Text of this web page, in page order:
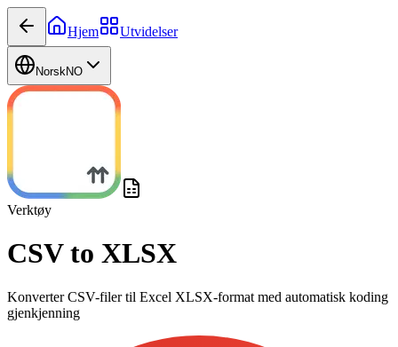
Hjem Utvidelser
NorskNO
Verktøy
CSV to XLSX
Konverter CSV-filer til Excel XLSX-format med automatisk koding
gjenkjenning